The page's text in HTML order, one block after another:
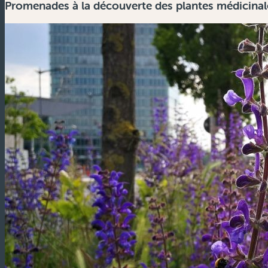
Promenades à la découverte des plantes